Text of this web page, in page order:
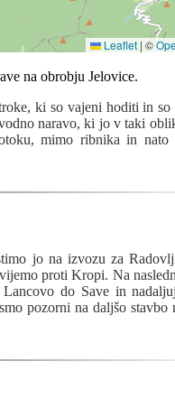
Leaflet | ©
ki so vajeni hoditi in
naravo, ki jo v taki
mimo ribnika in nato
jo na izvozu za
proti Kropi. Na
do Save in
pozorni na daljšo stavbo